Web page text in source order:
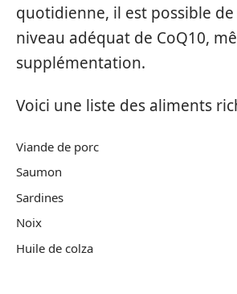
quotidienne, il est possible
niveau adéquat de CoQ10,
supplémentation.
Voici une liste des aliments
Viande de porc
Saumon
Sardines
Noix
Huile de colza